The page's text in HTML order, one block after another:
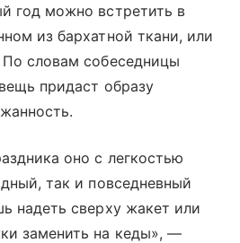
год можно встретить в
из бархатной ткани, или
словам собеседницы
придаст образу
оно с легкостью
так и повседневный
надеть сверху жакет или
заменить на кеды», —